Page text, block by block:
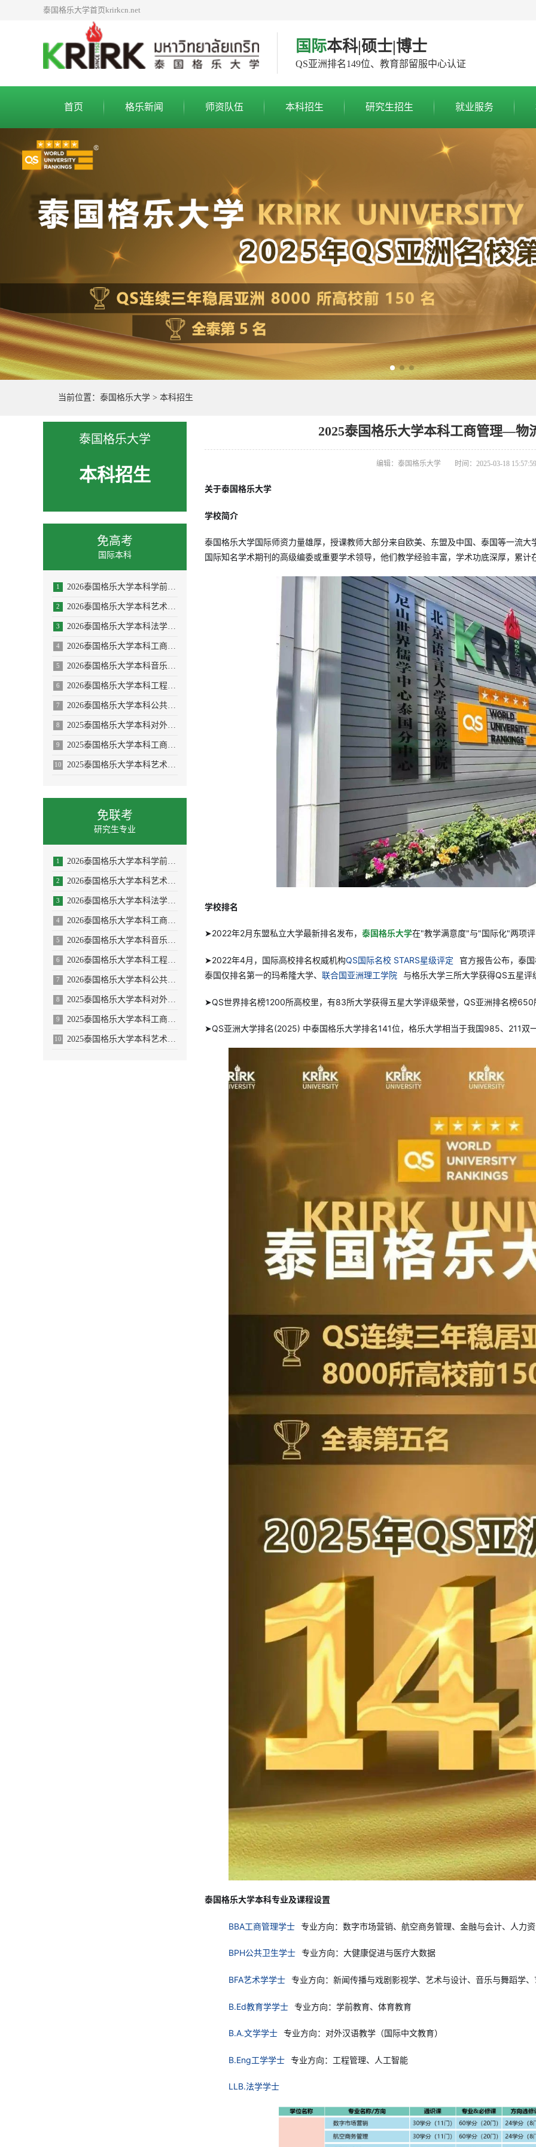
泰国格乐大学首页krirkcn.net
国际本科|硕士|博士
QS亚洲排名149位、教育部留服中心认证
首页 格乐新闻 师资队伍 本科招生 研究生招生 就业服务
当前位置： 泰国格乐大学 > 本科招生
泰国格乐大学
本科招生
免高考
国际本科
1 2026泰国格乐大学本科学前教育/体育教育专业招生简章
2 2026泰国格乐大学本科艺术与设计专业招生简章
3 2026泰国格乐大学本科法学专业招生简章
4 2026泰国格乐大学本科工商管理专业招生简章
5 2026泰国格乐大学本科音乐学/舞蹈学/表演艺术学/音乐与舞蹈学招生简章
6 2026泰国格乐大学本科工程管理/AI人工智能专业
7 2026泰国格乐大学本科公共卫生专业(大健康促进医疗与大数据)
8 2025泰国格乐大学本科对外汉语教学(国际中文教育)专业招生简章
9 2025泰国格乐大学本科工商管理专业—人力资源管理方向招生简章
10 2025泰国格乐大学本科艺术与设计专业招生简章
免联考
研究生专业
1 2026泰国格乐大学本科学前教育/体育教育专业招生简章
2 2026泰国格乐大学本科艺术与设计专业招生简章
3 2026泰国格乐大学本科法学专业招生简章
4 2026泰国格乐大学本科工商管理专业招生简章
5 2026泰国格乐大学本科音乐学/舞蹈学/表演艺术学/音乐与舞蹈学招生简章
6 2026泰国格乐大学本科工程管理/AI人工智能专业
7 2026泰国格乐大学本科公共卫生专业(大健康促进医疗与大数据)
8 2025泰国格乐大学本科对外汉语教学(国际中文教育)专业招生简章
9 2025泰国格乐大学本科工商管理专业—人力资源管理方向招生简章
10 2025泰国格乐大学本科艺术与设计专业招生简章
2025泰国格乐大学本科工商管理—物
编辑：泰国格乐大学 时间：2025-03-18 15:57:59
关于泰国格乐大学
学校简介
泰国格乐大学国际师资力量雄厚，授课教师大部分来自欧美、东盟及中国、泰国等一流
国际知名学术期刊的高级编委或重要学术领导，他们教学经验丰富，学术功底深厚，累
学校排名
➤2022年2月东盟私立大学最新排名发布， 泰国格乐大学在"教学满意度"与"国际化"两项
➤2022年4月，国际高校排名权威机构QS国际名校 STARS星级评定
官方报告公布，泰
泰国仅排名第一的玛希隆大学、 联合国亚洲理工学院 与格乐大学三所大学获得QS五星评
➤QS世界排名榜1200所高校里，有83所大学获得五星大学评级荣誉，QS亚洲排名榜
➤QS亚洲大学排名(2025) 中泰国格乐大学排名141位，格乐大学相当于我国985、211双
泰国格乐大学本科专业及课程设置
BBA工商管理学士 专业方向：数字市场营销、航空商务管理、金融与会计、人力
BPH公共卫生学士 专业方向：大健康促进与医疗大数据
BFA艺术学学士 专业方向：新闻传播与戏剧影视学、艺术与设计、音乐与舞蹈学
B.Ed教育学学士 专业方向：学前教育、体育教育
B.A.文学学士 专业方向：对外汉语教学（国际中文教育）
B.Eng工学学士 专业方向：工程管理、人工智能
LLB.法学学士